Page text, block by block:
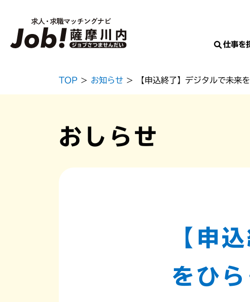
仕事を
TOP > お知らせ> 【申込終了】デジタルで未来
おしらせ
【申
をひ